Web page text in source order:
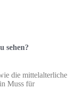
sehen?
die mittelalterliche
Muss für